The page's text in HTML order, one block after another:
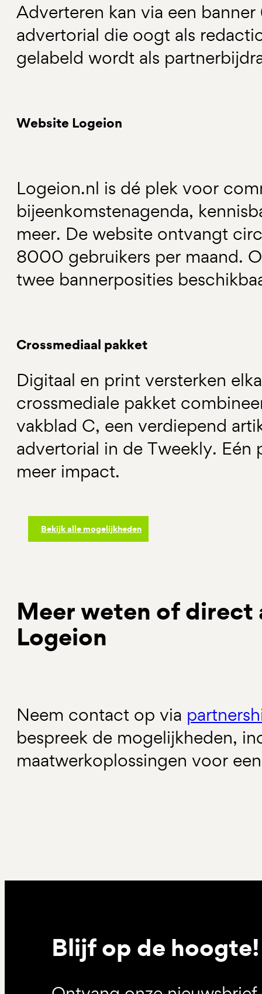
Adverteren kan via een
advertorial die oogt als
gelabeld wordt als
Website Logeion
Logeion.nl is dé plek voor
bijeenkomstenagenda,
meer. De website ontvangt
8000 gebruikers per maand.
twee bannerposities
Crossmediaal pakket
Digitaal en print versterken
crossmediale pakket
vakblad C, een verdiepend
advertorial in de Tweekly. Eén
meer impact.
Bekijk alle mogelijkheden
Meer weten of
Logeion
Neem contact op via
bespreek de mogelijkheden,
maatwerkoplossingen voor
Blijf op de hoogte!